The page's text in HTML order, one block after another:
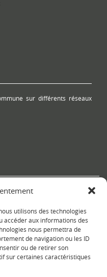
utilisons des technologies
accéder aux informations des
nous permettra de
de navigation ou les ID
ou de retirer son
sur certaines caractéristiques
sur différents réseaux
Mentions légales-Politique de
- Agence web WordPress -